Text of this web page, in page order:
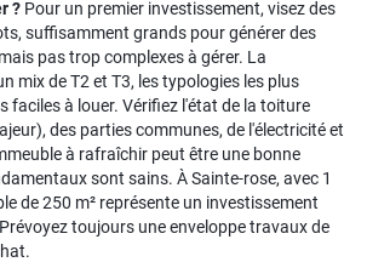
? Pour un premier investissement, visez des
suffisamment grands pour générer des
pas trop complexes à gérer. La
mix de T2 et T3, les typologies les plus
faciles à louer. Vérifiez l'état de la toiture
des parties communes, de l'électricité et
à rafraîchir peut être une bonne
sont sains. À Sainte-rose, avec 1
de 250 m² représente un investissement
toujours une enveloppe travaux de